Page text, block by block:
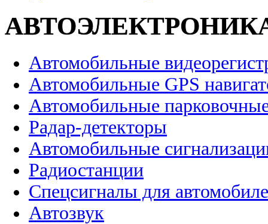
Автомобильные
Автомобильные GPS
Автомобильные
Радар-детекторы
Автомобильные
Радиостанции
Спецсигналы для
Автозвук